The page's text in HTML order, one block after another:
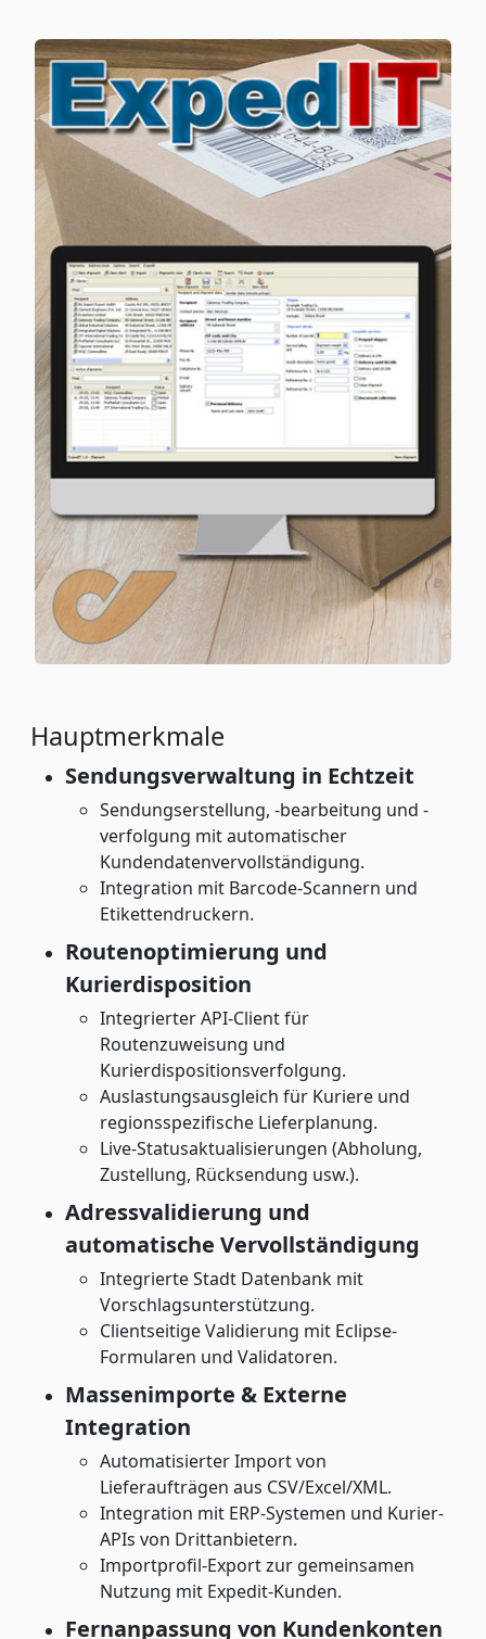
Hauptmerkmale
Sendungsverwaltung in Echtzeit
Sendungserstellung, -bearbeitung und -
verfolgung mit automatischer
Kundendatenvervollständigung.
Integration mit Barcode-Scannern und
Etikettendruckern.
Routenoptimierung und
Kurierdisposition
Integrierter API-Client für
Routenzuweisung und
Kurierdispositionsverfolgung.
Auslastungsausgleich für Kuriere und
regionsspezifische Lieferplanung.
Live-Statusaktualisierungen (Abholung,
Zustellung, Rücksendung usw.).
Adressvalidierung und
automatische Vervollständigung
Integrierte Stadt Datenbank mit
Vorschlagsunterstützung.
Clientseitige Validierung mit Eclipse-
Formularen und Validatoren.
Massenimporte & Externe
Integration
Automatisierter Import von
Lieferaufträgen aus CSV/Excel/XML.
Integration mit ERP-Systemen und Kurier-
APIs von Drittanbietern.
Importprofil-Export zur gemeinsamen
Nutzung mit Expedit-Kunden.
Fernanpassung von Kundenkonten